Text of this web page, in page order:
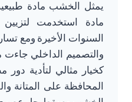
يمثل الخشب مادة
مادة استخدمت
السنوات الأخيرة ومع
والتصميم الداخلي
كخيار مثالي لتأدية
المحافظة على المتانة